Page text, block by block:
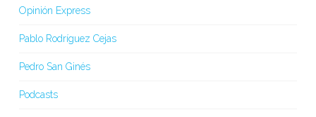
Opinión Express
Pablo Rodríguez Cejas
Pedro San Ginés
Podcasts